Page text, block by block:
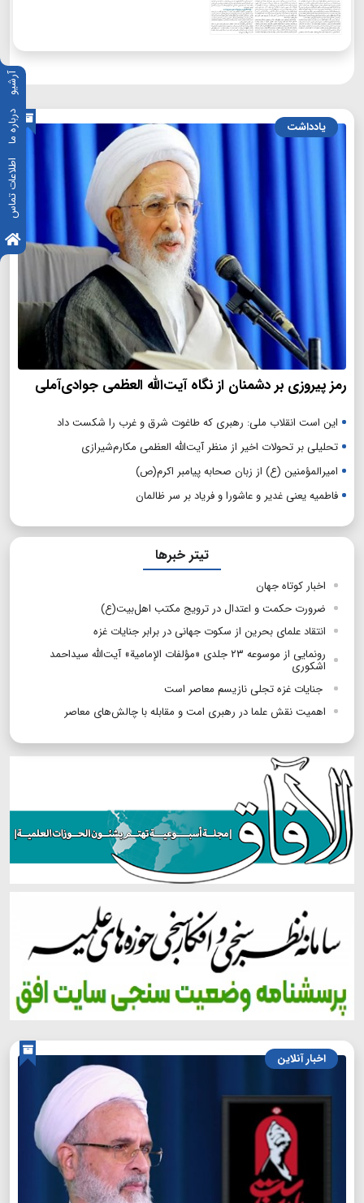
آرشیو
درباره ما
اطلاعات تماس
یادداشت
رمز پیروزی بر دشمنان از نگاه آیت‌الله العظمی جوادی‌آملی
این است انقلاب ملی: رهبری که طاغوت شرق و غرب را شکست داد
تحلیلی بر تحولات اخیر از منظر آیت‌الله العظمی مکارم‌شیرازی
امیرالمؤمنین (ع) از زبان صحابه پیامبر اکرم(ص)
فاطمیه یعنی غدیر و عاشورا و فریاد بر سر ظالمان
تیتر خبرها
اخبار کوتاه جهان
ضرورت حکمت و اعتدال در ترویج مکتب اهل‌بیت(ع)
انتقاد علمای بحرین از سکوت جهانی در برابر جنایات غزه
رونمایی از موسوعه ۲۳ جلدی «مؤلفات الإمامیة» آیت‌الله سیداحمد
اشکوری
جنایات غزه تجلی نازیسم معاصر است
اهمیت نقش علما در رهبری امت و مقابله با چالش‌های معاصر
اخبار آنلاین